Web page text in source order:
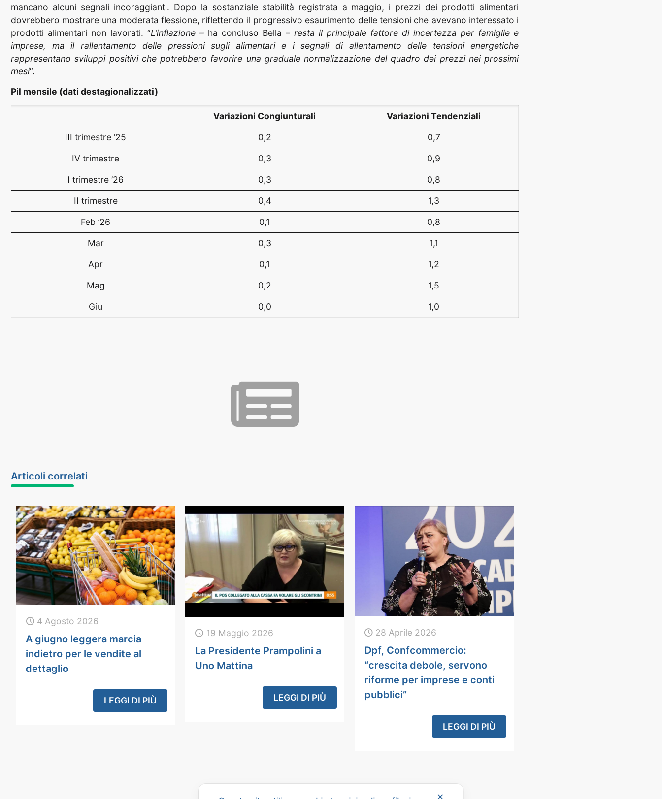
mancano alcuni segnali incoraggianti. Dopo la sostanziale stabilità registrata a maggio, i prezzi dei prodotti alimentari
dovrebbero mostrare una moderata flessione, riflettendo il progressivo esaurimento delle tensioni che avevano interessato i
prodotti alimentari non lavorati. “L’inflazione – ha concluso Bella – resta il principale fattore di incertezza per famiglie e
imprese, ma il rallentamento delle pressioni sugli alimentari e i segnali di allentamento delle tensioni energetiche
rappresentano sviluppi positivi che potrebbero favorire una graduale normalizzazione del quadro dei prezzi nei prossimi
mesi“.
Pil mensile (dati destagionalizzati)
Variazioni Congiunturali Variazioni Tendenziali
III trimestre ’25 0,2 0,7
IV trimestre 0,3 0,9
I trimestre ’26 0,3 0,8
II trimestre 0,4 1,3
Feb ’26 0,1 0,8
Mar 0,3 1,1
Apr 0,1 1,2
Mag 0,2 1,5
Giu 0,0 1,0
Articoli correlati
4 Agosto 2026
A giugno leggera marcia
indietro per le vendite al
dettaglio
LEGGI DI PIÙ
19 Maggio 2026
La Presidente Prampolini a
Uno Mattina
LEGGI DI PIÙ
28 Aprile 2026
Dpf, Confcommercio:
“crescita debole, servono
riforme per imprese e conti
pubblici”
LEGGI DI PIÙ
✕